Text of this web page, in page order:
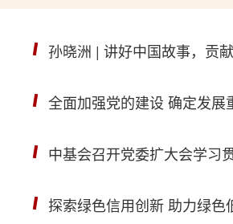
孙晓洲 | 讲好中国故事，贡
全面加强党的建设 确定发展
中基会召开党委扩大会学习
探索绿色信用创新 助力绿色